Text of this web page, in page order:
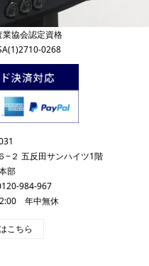
協会認定資格
0268
−２ 五反田サンハイツ1階
部
984-967
年中無休
こちら